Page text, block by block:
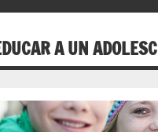
A UN